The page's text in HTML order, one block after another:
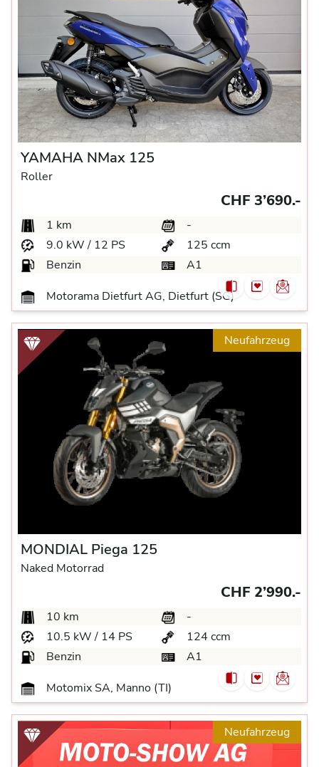
YAMAHA NMax 125
Roller
CHF 3’690.-
1 km
-
9.0 kW / 12 PS
125 ccm
Benzin
A1
Motorama Dietfurt AG, Dietfurt (SG)
Neufahrzeug
MONDIAL Piega 125
Naked Motorrad
CHF 2’990.-
10 km
-
10.5 kW / 14 PS
124 ccm
Benzin
A1
Motomix SA, Manno (TI)
Neufahrzeug